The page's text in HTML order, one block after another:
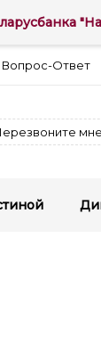
Вопрос-Ответ
мне